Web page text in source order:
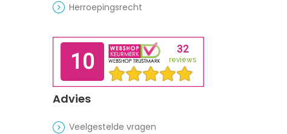
Herroepingsrecht
Advies
Veelgestelde vragen